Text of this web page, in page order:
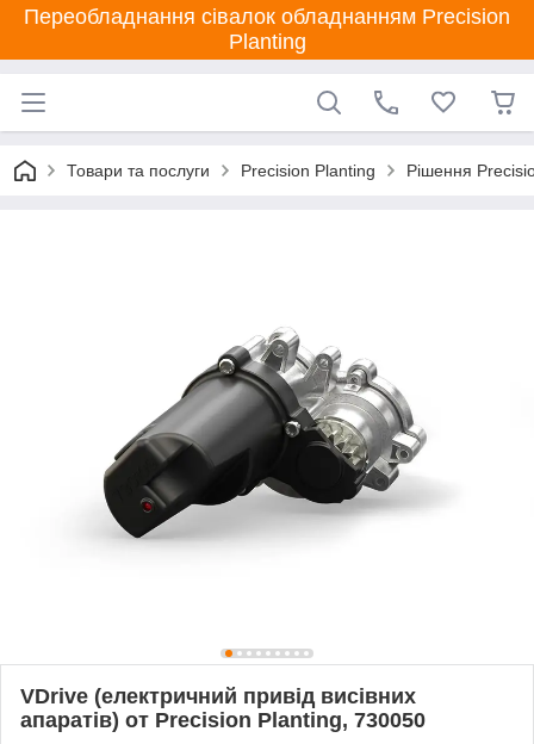
Переобладнання сівалок обладнанням Precision
Planting
Товари та послуги Precision Planting Рішення
VDrive (електричний привід висівних
апаратів) от Precision Planting, 730050